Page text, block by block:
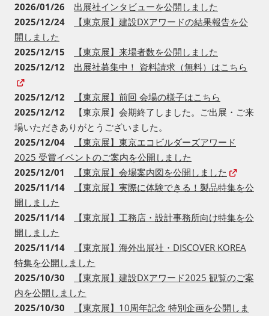
2026/01/26 出展社インタビューを公開しました
2025/12/24
【東京展】建設DXアワードの結果報告を公
開しました
2025/12/15
【東京展】来場者数を公開しました
2025/12/12 出展社募集中！ 資料請求（無料）はこちら
2025/12/12
【東京展】前回 会場の様子はこちら
2025/12/12
【東京展】会期終了しました。ご出展・ご来
場いただきありがとうございました。
2025/12/04
【東京展】東京エコビルダーズアワード
2025 受賞イベントのご案内を公開しました
2025/12/01
【東京展】会場案内図を公開しました
2025/11/14
【東京展】実際に体験できる！製品特集を公
開しました
2025/11/14
【東京展】工務店・設計事務所向け特集を公
開しました
2025/11/14
【東京展】海外出展社・DISCOVER KOREA
特集を公開しました
2025/10/30
【東京展】建設DXアワード2025 観覧のご案
内を公開しました
2025/10/30
【東京展】10周年記念 特別企画を公開しま